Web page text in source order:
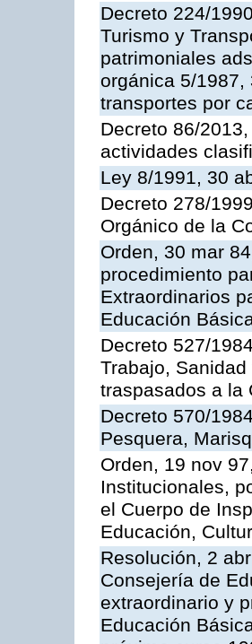
Decreto 224/
Turismo y
patrimoniales
orgánica 5/1987,
transportes por
Decreto 86/
actividades
Ley 8/1991, 30
Decreto 278/
Orgánico de la
Orden, 30 mar
procedimiento
Extraordinarios
Educación
Decreto 527/
Trabajo,
traspasados a la
Decreto 570/
Pesquera,
Orden, 19 nov
Institucionales,
el Cuerpo de
Educación,
Resolución, 2
Consejería de
extraordinario y
Educación